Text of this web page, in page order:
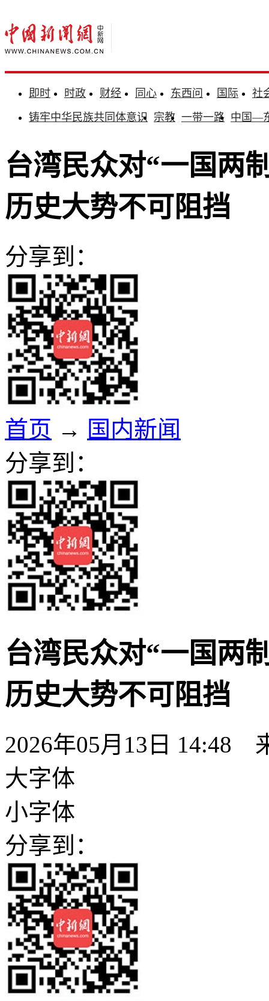
即时 时政 财经 同心 东西问 国际
社
铸牢中华民族共同体意识 宗教 一带一路 中国—
台湾民众对“一国两
历史大势不可阻挡
分享到：
首页 → 国内新闻
分享到：
台湾民众对“一国两
历史大势不可阻挡
2026年05月13日 14:48
大字体
小字体
分享到：